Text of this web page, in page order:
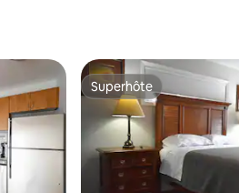
Superhôte
Superhôte